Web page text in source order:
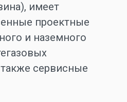
имеет
проектные
и наземного
сервисные